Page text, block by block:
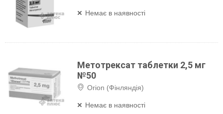
Немає в наявності
Метотрексат таблетки 2,5 мг
№50
Orion (Фінляндія)
Немає в наявності